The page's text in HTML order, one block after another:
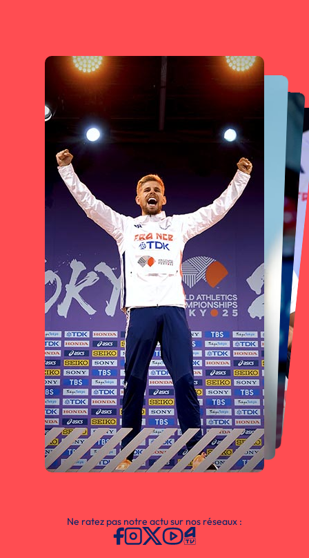
Ne ratez pas notre actu sur nos réseaux :